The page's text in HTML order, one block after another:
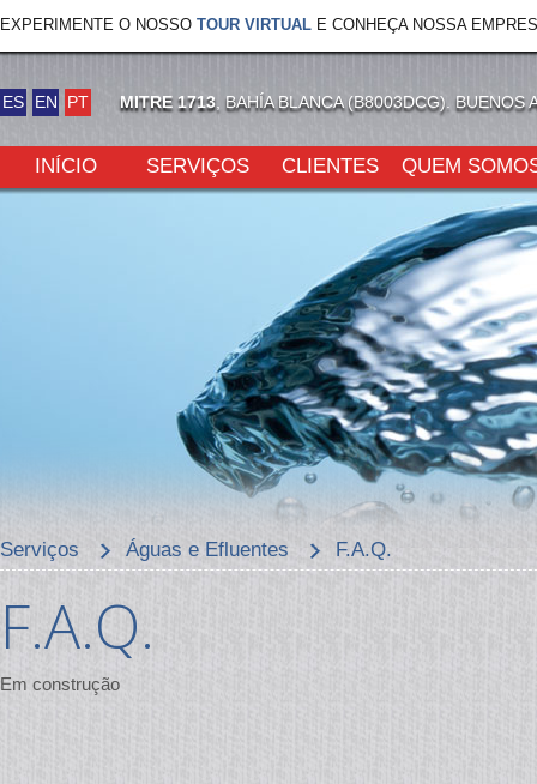
INÍCIO SERVIÇOS CLIENTES QUEM
Serviços Águas e Efluentes F.A.Q.
F.A.Q.
Em construção
ES EN PT MITRE 1713 , BAHÍA BLANCA (B8003DCG). BUENOS
EXPERIMENTE O NOSSO TOUR VIRTUAL E CONHEÇA NOSSA